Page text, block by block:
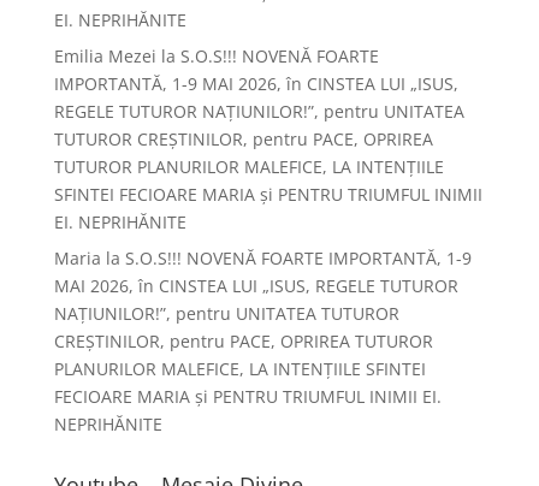
EI. NEPRIHĂNITE
Emilia Mezei la S.O.S!!! NOVENĂ FOARTE
IMPORTANTĂ, 1-9 MAI 2026, în CINSTEA LUI „ISUS,
REGELE TUTUROR NAȚIUNILOR!”, pentru UNITATEA
TUTUROR CREȘTINILOR, pentru PACE, OPRIREA
TUTUROR PLANURILOR MALEFICE, LA INTENȚIILE
SFINTEI FECIOARE MARIA și PENTRU TRIUMFUL INIMII
EI. NEPRIHĂNITE
Maria la S.O.S!!! NOVENĂ FOARTE IMPORTANTĂ, 1-9
MAI 2026, în CINSTEA LUI „ISUS, REGELE TUTUROR
NAȚIUNILOR!”, pentru UNITATEA TUTUROR
CREȘTINILOR, pentru PACE, OPRIREA TUTUROR
PLANURILOR MALEFICE, LA INTENȚIILE SFINTEI
FECIOARE MARIA și PENTRU TRIUMFUL INIMII EI.
NEPRIHĂNITE